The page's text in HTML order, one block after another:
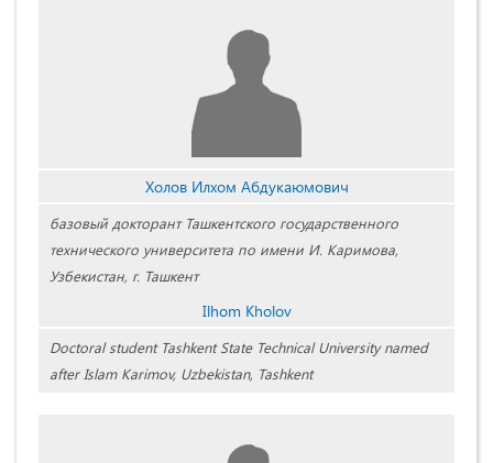
Холов Илхом Абдукаюмович
базовый докторант Ташкентского государственного
технического университета по имени И. Каримова,
Узбекистан, г. Ташкент
Ilhom Kholov
Doctoral student Tashkent State Technical University named
after Islam Karimov, Uzbekistan, Tashkent